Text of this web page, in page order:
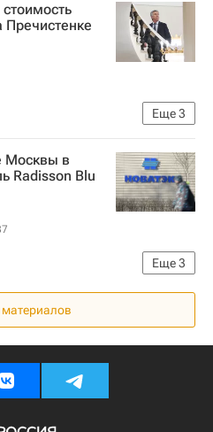
Еще3
Суды
Москвы в
Radisson Blu
Еще3
Россия
материалов